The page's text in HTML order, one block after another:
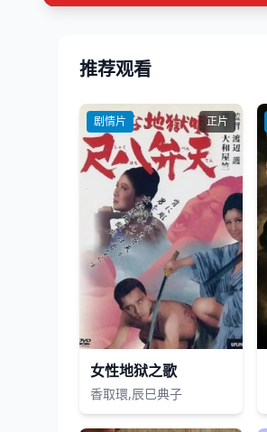
推荐观看
剧情片 正片
女性地狱之歌
香取環,辰巳典子